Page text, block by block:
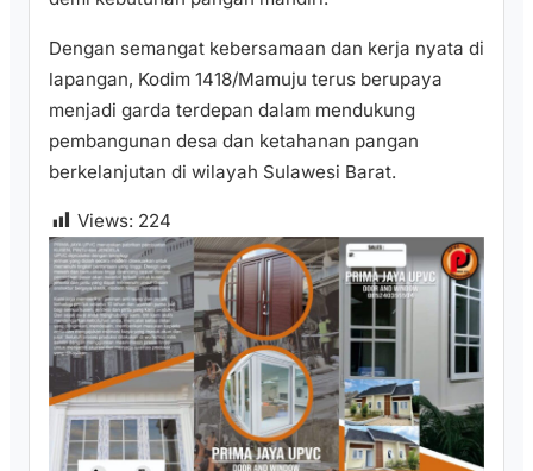
Dengan semangat kebersamaan dan kerja nyata di
lapangan, Kodim 1418/Mamuju terus berupaya
menjadi garda terdepan dalam mendukung
pembangunan desa dan ketahanan pangan
berkelanjutan di wilayah Sulawesi Barat.
Views: 224